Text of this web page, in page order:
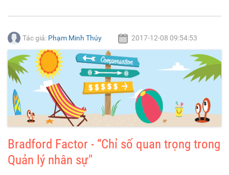
Tác giả: Phạm Minh Thúy 2017-12-08 09:54:53
Bradford Factor - “Chỉ số quan trọng trong
Quản lý nhân sự"